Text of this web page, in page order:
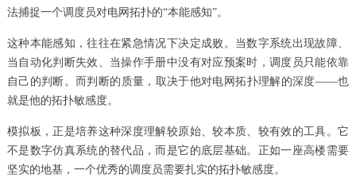
法捕捉一个调度员对电网拓扑的“本能感知”。
这种本能感知，往往在紧急情况下决定成败。当数字系统出现故障、
当自动化判断失效、当操作手册中没有对应预案时，调度员只能依靠
自己的判断。而判断的质量，取决于他对电网拓扑理解的深度——也
就是他的拓扑敏感度。
模拟板，正是培养这种深度理解较原始、较本质、较有效的工具。它
不是数字仿真系统的替代品，而是它的底层基础。正如一座高楼需要
坚实的地基，一个优秀的调度员需要扎实的拓扑敏感度。